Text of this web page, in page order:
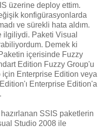
üzerine deploy ettim.
konfigürasyonlarda
ve sürekli hata aldım.
ilgiliydi. Paketi Visual
Demek ki
içerisinde Fuzzy
Edition Fuzzy Group'u
Enterprise Edition veya
Enterprise Edition'a
SSIS paketlerin
Studio 2008 ile